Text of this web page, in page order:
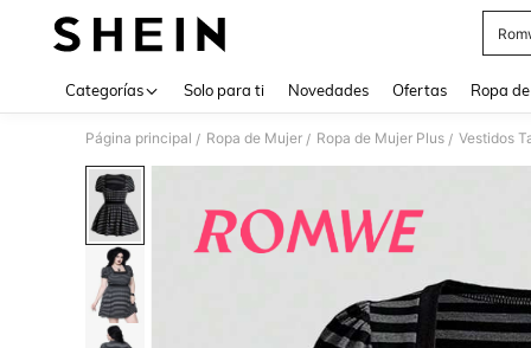
Categorías Solo para ti Novedades Ofertas Ropa
Página principal / Ropa de Mujer / Ropa de Mujer Plus / Vestidos